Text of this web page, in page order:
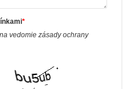
*
vedomie zásady ochrany